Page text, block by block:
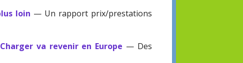
loin — Un rapport prix/prestations
va revenir en Europe — Des